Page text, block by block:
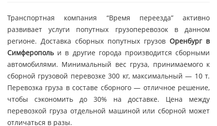
Транспортная компания “Время переезда” активно
развивает услуги попутных грузоперевозок в данном
регионе. Доставка сборных попутных грузов Оренбург в
Симферополь и в другие города производится сборными
автомобилями. Минимальный вес груза, принимаемого к
сборной грузовой перевозке 300 кг, максимальный — 10 т.
Перевозка груза в составе сборного — отличное решение,
чтобы сэкономить до 30% на доставке. Цена между
перевозкой груза отдельной машиной или сборной может
отличаться в разы.